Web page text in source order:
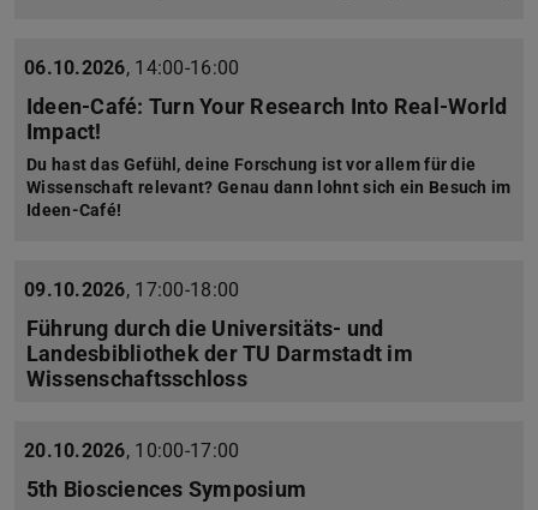
06.10.2026, 14:00-16:00
Ideen-Café: Turn Your Research Into Real-World
Impact!
Du hast das Gefühl, deine Forschung ist vor allem für die
Wissenschaft relevant? Genau dann lohnt sich ein Besuch im
Ideen-Café!
09.10.2026, 17:00-18:00
Führung durch die Universitäts- und
Landesbibliothek der TU Darmstadt im
Wissenschaftsschloss
20.10.2026, 10:00-17:00
5th Biosciences Symposium